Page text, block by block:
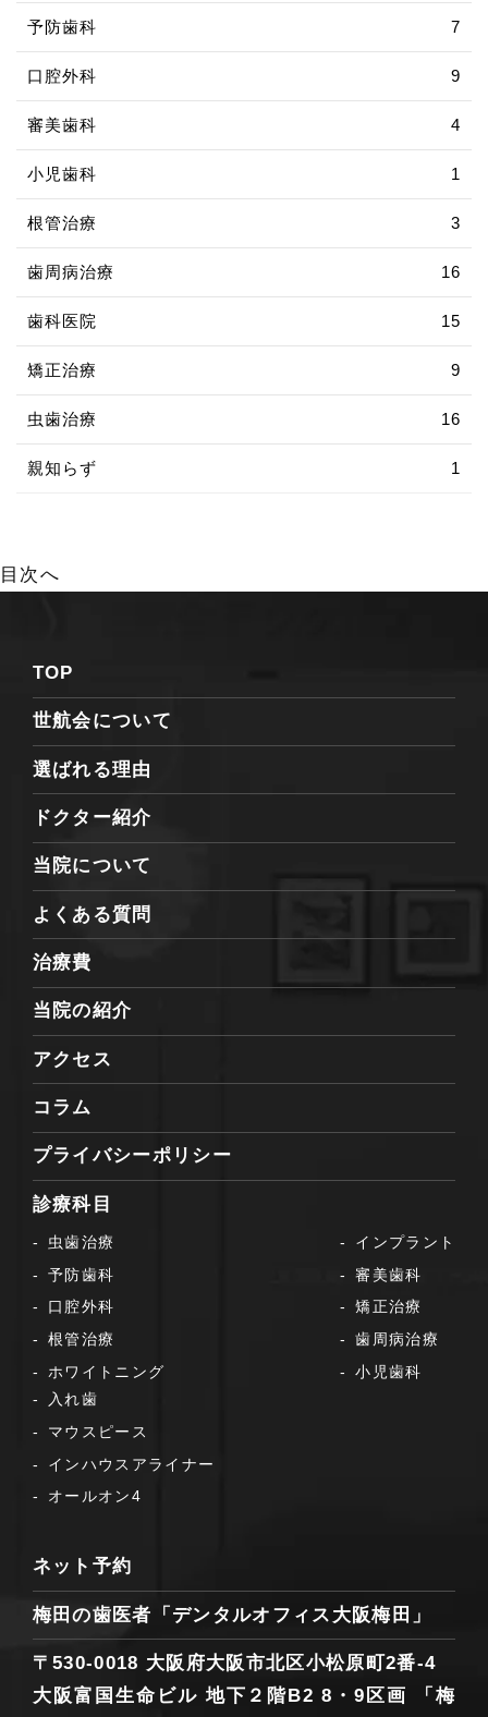
予防歯科 7
口腔外科 9
審美歯科 4
小児歯科 1
根管治療 3
歯周病治療 16
歯科医院 15
矯正治療 9
虫歯治療 16
親知らず 1
目次へ
TOP
世航会について
選ばれる理由
ドクター紹介
当院について
よくある質問
治療費
当院の紹介
アクセス
コラム
プライバシーポリシー
診療科目
虫歯治療
予防歯科
口腔外科
根管治療
ホワイトニング
インプラント
審美歯科
矯正治療
歯周病治療
小児歯科
入れ歯
マウスピース
インハウスアライナー
オールオン4
ネット予約
梅田の歯医者「デンタルオフィス大阪梅田」
〒530-0018 大阪府大阪市北区小松原町2番-4
大阪富国生命ビル 地下２階B2 8・9区画
「梅